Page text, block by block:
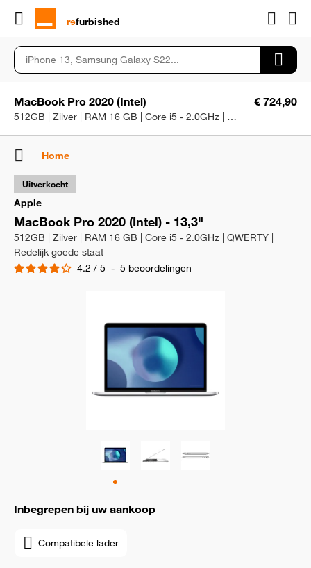
rɘfurbished
MacBook Pro 2020 (Intel)
512GB | Zilver | RAM 16 GB | Core i5 - 2.0GHz | QWERTY | Redelijk goede staat
€ 724,90
Home
Apple
MacBook Pro 2020 (Intel) - 13,3"
512GB | Zilver | RAM 16 GB | Core i5 - 2.0GHz | QWERTY |
Redelijk goede staat
4.2 / 5 - 5 beoordelingen
Uitverkocht
Inbegrepen bij uw aankoop
Compatibele lader